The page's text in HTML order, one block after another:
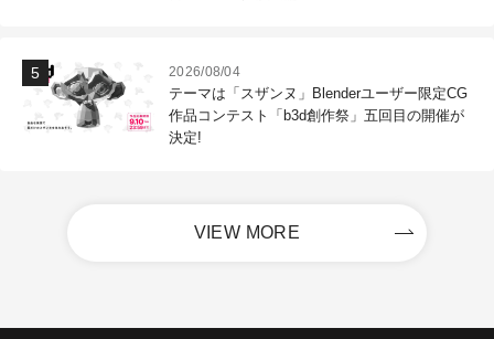
2026/08/04
テーマは「スザンヌ」Blenderユーザー限定CG
作品コンテスト「b3d創作祭」五回目の開催が
決定!
VIEW MORE